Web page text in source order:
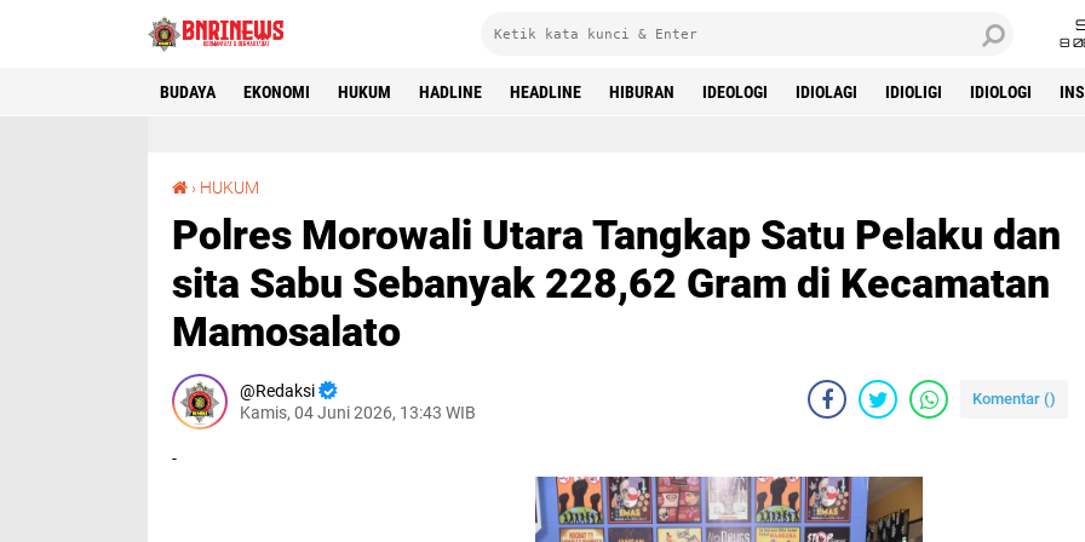
8
BUDAYA EKONOMI HUKUM HADLINE HEADLINE HIBURAN IDEOLOGI IDIOLAGI IDIOLIGI IDIOLOGI
› HUKUM
Polres Morowali Utara Tangkap Satu Pelaku dan
sita Sabu Sebanyak 228,62 Gram di Kecamatan
Mamosalato
Redaksi
Kamis, 04 Juni 2026, 13:43 WIB
Komentar ()
-